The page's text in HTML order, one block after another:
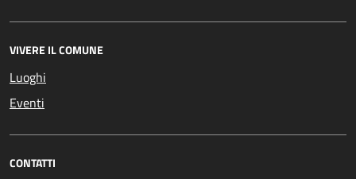
VIVERE IL COMUNE
Luoghi
Eventi
CONTATTI